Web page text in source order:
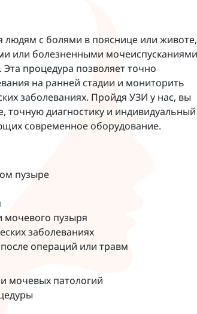
людям с болями в пояснице или животе,
или болезненными
процедура позволяет точно
на ранней стадии и мониторить
заболеваниях. Пройдя УЗИ у нас, вы
точную диагностику и индивидуальный
современное оборудование.
пузыре
мочевого пузыря
заболеваниях
операций или травм
мочевых патологий